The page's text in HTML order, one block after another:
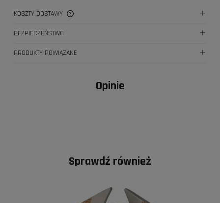
KOSZTY DOSTAWY
BEZPIECZEŃSTWO
PRODUKTY POWIĄZANE
Opinie
Sprawdź również